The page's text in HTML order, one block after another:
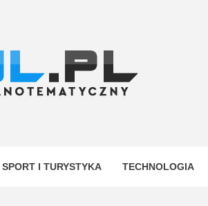
SPORT I TURYSTYKA TECHNOLOGIA